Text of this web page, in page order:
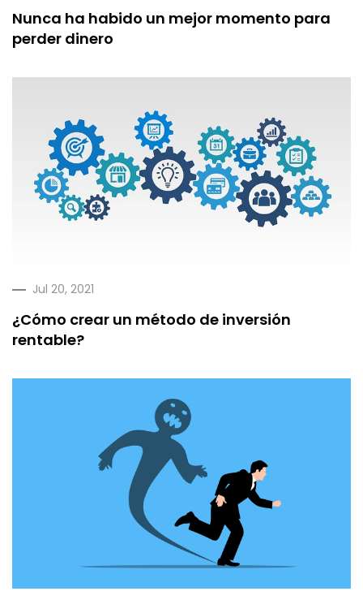
Nunca ha habido un mejor momento para
perder dinero
Jul 20, 2021
¿Cómo crear un método de inversión
rentable?